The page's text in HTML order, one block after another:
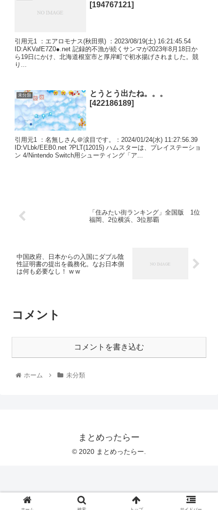
[194767121]
引用元1 ：エアロモナス(秋田県) ：2023/08/19(土) 16:21:45.54
ID:AKVafE7Z0●.net 記録的不漁が続くサンマが2023年8月18日か
ら19日にかけ、北海道根室市と厚岸町で初水揚げされました。競
り...
未分類
とうとう出たね。。。
[422186189]
引用元1 ：名無しさん＠涙目です。：2024/01/24(水) 11:27:56.39
ID:VLbk/EEB0.net ?PLT(12015) ハムスターは、プレイステーショ
ン 4/Nintendo Switch用シューティング「ア...
「住みたい街ランキング」全国版 1位
福岡、2位横浜、3位那覇
中国政府、日本からの入国にダブル陰
性証明書の提出を義務化。なお日本側
は何も必要なし！ w w
コメント
コメントを書き込む
ホーム 未分類
まとめったらー
© 2020 まとめったらー.